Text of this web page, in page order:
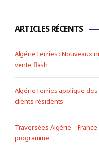
ARTICLES RÉCENTS
Algérie Ferries : Nouveaux
vente flash
Algérie Ferries applique
clients résidents
Traversées Algérie –
programme